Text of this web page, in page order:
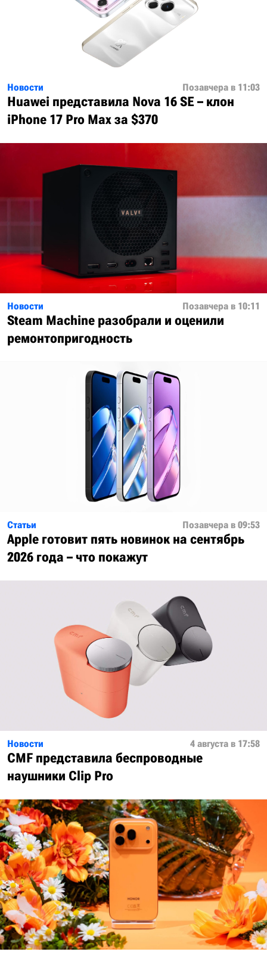
Новости Позавчера в 11:03
Huawei представила Nova 16 SE – клон
iPhone 17 Pro Max за $370
Новости Позавчера в 10:11
Steam Machine разобрали и оценили
ремонтопригодность
Статьи Позавчера в 09:53
Apple готовит пять новинок на сентябрь
2026 года – что покажут
Новости 4 августа в 17:58
CMF представила беспроводные
наушники Clip Pro